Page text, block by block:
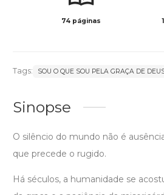
74 páginas
Tags: SOU O QUE SOU PELA GRAÇA DE
Sinopse
O silêncio do mundo não é
que precede o rugido.
Há séculos, a humanidade se